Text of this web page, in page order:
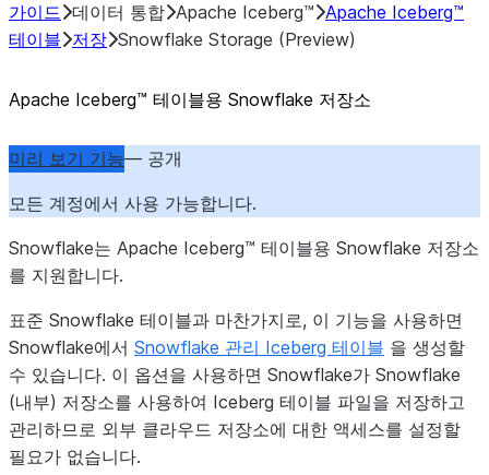
가이드 데이터 통합 Apache Iceberg™ Apache Iceberg™
테이블 저장 Snowflake Storage (Preview)
Apache Iceberg™ 테이블용 Snowflake 저장소
미리 보기 기능— 공개
모든 계정에서 사용 가능합니다.
Snowflake는 Apache Iceberg™ 테이블용 Snowflake 저장소
를 지원합니다.
표준 Snowflake 테이블과 마찬가지로, 이 기능을 사용하면
Snowflake에서 Snowflake 관리 Iceberg 테이블 을 생성할
수 있습니다. 이 옵션을 사용하면 Snowflake가 Snowflake
(내부) 저장소를 사용하여 Iceberg 테이블 파일을 저장하고
관리하므로 외부 클라우드 저장소에 대한 액세스를 설정할
필요가 없습니다.